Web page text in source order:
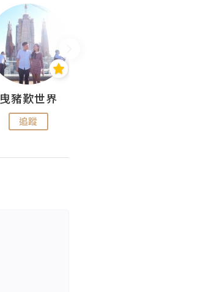
曳豬歎世界
追蹤